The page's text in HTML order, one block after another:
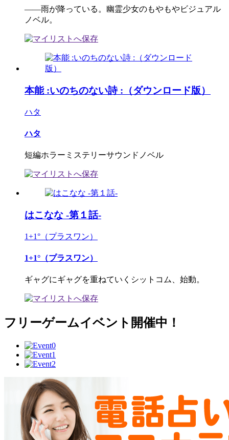
――雨が降っている。幽霊少女のもやもやビジュアル
ノベル。
本能 :いのちのない詩 :（ダウンロード版）
ハタ
ハタ
短編ホラーミステリーサウンドノベル
はこなな -第１話-
1+1°（プラスワン）
1+1°（プラスワン）
ギャグにギャグを重ねていくシットコム、始動。
フリーゲームイベント開催中！